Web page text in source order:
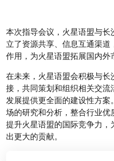
本次指导会议，火星语盟与
立了资源共享、信息互通渠
作用，为火星语盟拓展国内外
在未来，火星语盟会积极与
接，共同策划和组织相关交
发展提供更全面的建设性方
场的研究和分析，整合行业
提升火星语盟的国际竞争力
出更大的贡献。